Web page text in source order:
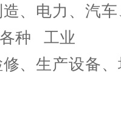
、电力、汽
种 工业
、生产设备